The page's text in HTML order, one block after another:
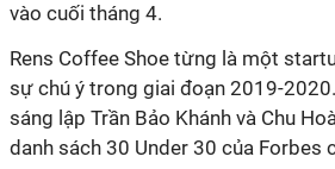
vào cuối tháng 4.
Rens Coffee Shoe từng là một
sự chú ý trong giai đoạn 2019-
sáng lập Trần Bảo Khánh và Chu
danh sách 30 Under 30 của Forbes